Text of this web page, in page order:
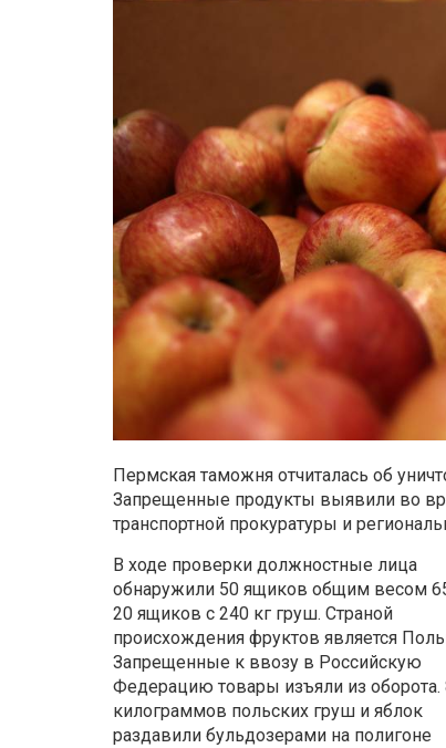
Пермская таможня отчиталась об
Запрещенные продукты выявили во
транспортной прокуратуры и
В ходе проверки должностные лица
обнаружили 50 ящиков общим весом
20 ящиков с 240 кг груш. Страной
происхождения фруктов является
Запрещенные к ввозу в Российскую
Федерацию товары изъяли из оборота.
килограммов польских груш и яблок
раздавили бульдозерами на полигоне